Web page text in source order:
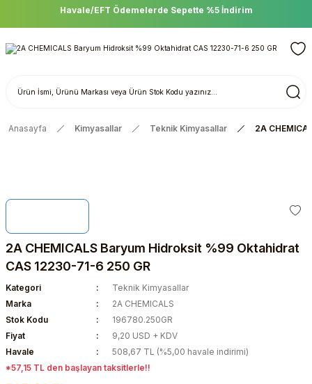
Havale/EFT Ödemelerde Sepette %5 İndirim
Anasayfa Kimyasallar Teknik Kimyasallar 2A
2A CHEMICALS Baryum Hidroksit %99 Oktahidrat
CAS 12230-71-6 250 GR
Kategori
Teknik Kimyasallar
Marka
2A CHEMICALS
Stok Kodu
196780.250GR
Fiyat
9,20 USD + KDV
Havale
508,67 TL (%5,00 havale indirimi)
*57,15 TL den başlayan taksitlerle!!